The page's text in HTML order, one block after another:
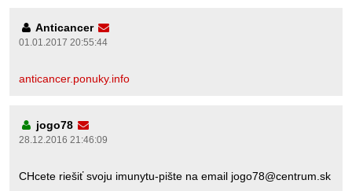
Anticancer
01.01.2017 20:55:44
anticancer.ponuky.info
jogo78
28.12.2016 21:46:09
CHcete riešiť svoju imunytu-pište na email jogo78@centrum.sk